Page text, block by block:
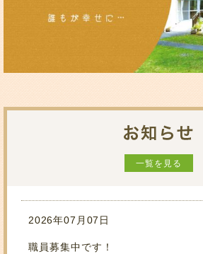
一覧を見る
2026年07月07日
職員募集中です！